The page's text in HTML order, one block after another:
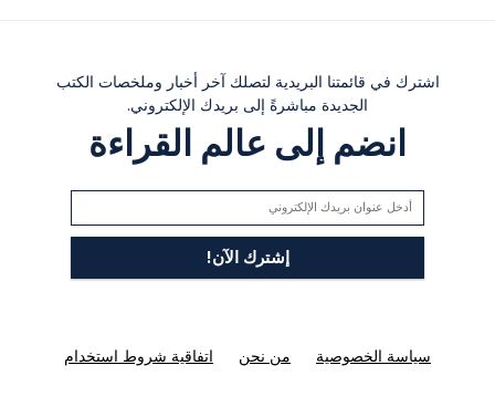
اشترك في قائمتنا البريدية لتصلك آخر أخبار وملخصات الكتب
الجديدة مباشرةً إلى بريدك الإلكتروني.
انضم إلى عالم القراءة
سياسة الخصوصية من نحن اتفاقية شروط استخدام